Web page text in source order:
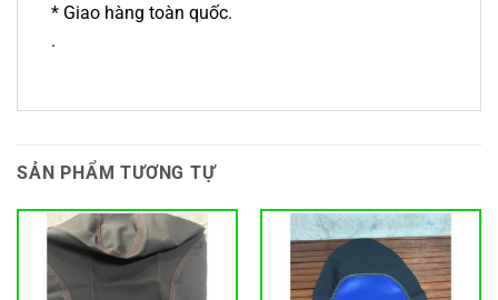
* Giao hàng toàn quốc.
.
SẢN PHẨM TƯƠNG TỰ